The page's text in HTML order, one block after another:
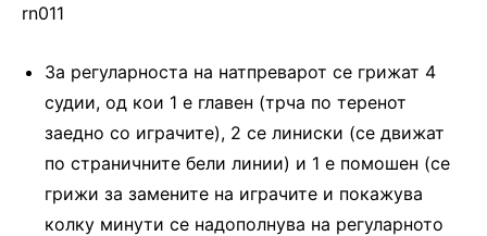
rn011
За регуларноста на натпреварот се грижат 4
судии, од кои 1 е главен (трча по теренот
заедно со играчите), 2 се линиски (се движат
по страничните бели линии) и 1 е помошен (се
грижи за замените на играчите и покажува
колку минути се надополнува на регуларното